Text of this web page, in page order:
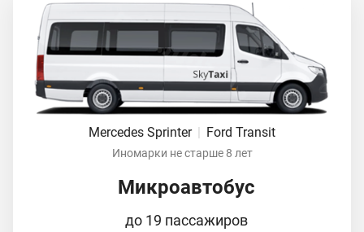
Mercedes Sprinter | Ford Transit
Иномарки не старше 8 лет
Микроавтобус
до 19 пассажиров